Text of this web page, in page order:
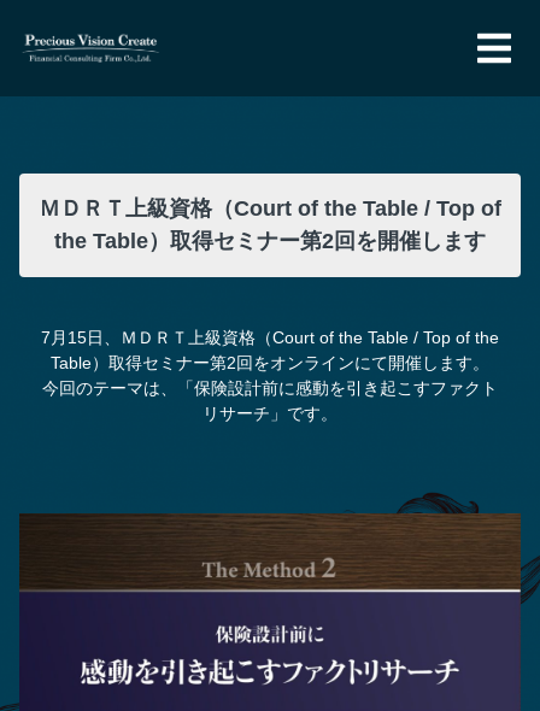
ＭＤＲＴ上級資格（Court of the Table / Top of
the Table）取得セミナー第2回を開催します
7月15日、ＭＤＲＴ上級資格（Court of the Table / Top of the
Table）取得セミナー第2回をオンラインにて開催します。
今回のテーマは、「保険設計前に感動を引き起こすファクト
リサーチ」です。